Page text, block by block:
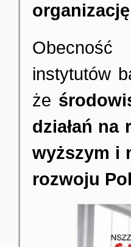
instytutów
że
działań
wyższym i
rozwoju